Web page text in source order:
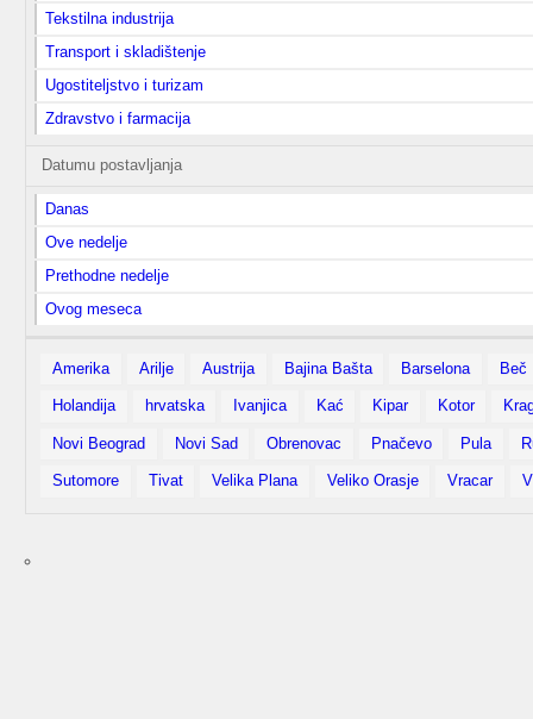
Tekstilna industrija
Transport i skladištenje
Ugostiteljstvo i turizam
Zdravstvo i farmacija
Datumu postavljanja
Danas
Ove nedelje
Prethodne nedelje
Ovog meseca
Amerika Arilje Austrija Bajina Bašta Barselona Beč
Holandija hrvatska Ivanjica Kać Kipar Kotor
Novi Beograd Novi Sad Obrenovac Pnačevo Pula
Sutomore Tivat Velika Plana Veliko Orasje Vracar